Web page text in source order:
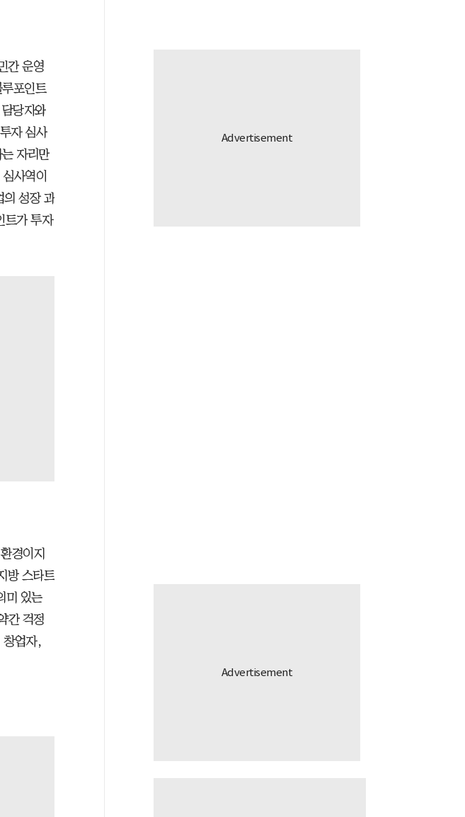
간 운영
포인트
당자와
자 심사
자리만
사역이
의 성장 과
트가 투자
경이지
방 스타트
미 있는
간 걱정
창업자,